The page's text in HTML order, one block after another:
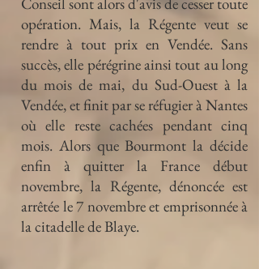
opération. Mais, la Régente veut se
rendre à tout prix en Vendée. Sans
succès, elle pérégrine ainsi tout au long
du mois de mai, du Sud-Ouest à la
Vendée, et finit par se réfugier à Nantes
où elle reste cachées pendant cinq
mois. Alors que Bourmont la décide
enfin à quitter la France début
novembre, la Régente, dénoncée est
arrêtée le 7 novembre et emprisonnée à
la citadelle de Blaye.